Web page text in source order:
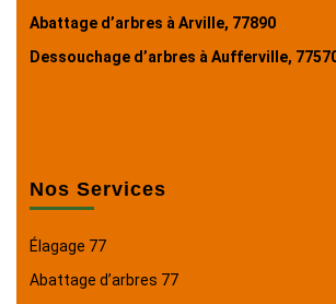
Abattage d’arbres à Arville, 77890
Dessouchage d’arbres à Aufferville,
Nos Services
Élagage 77
Abattage d’arbres 77